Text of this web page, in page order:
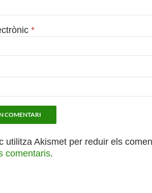
*
utilitza Akismet per reduir els
comentaris.